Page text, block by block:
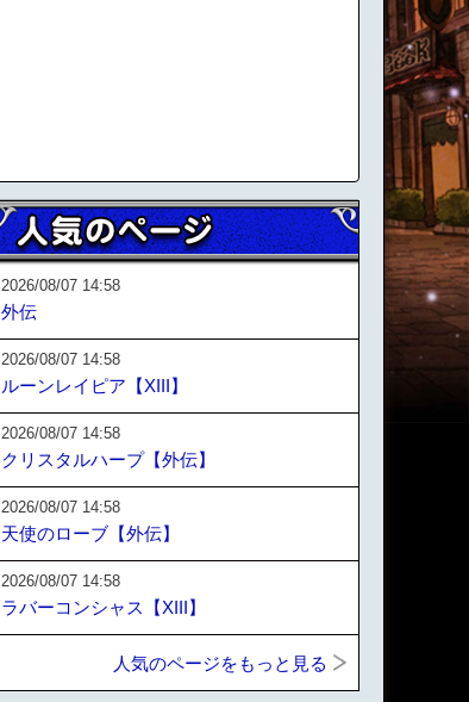
2026/08/07 14:58
外伝
2026/08/07 14:58
ルーンレイピア【XIII】
2026/08/07 14:58
クリスタルハープ【外伝】
2026/08/07 14:58
天使のローブ【外伝】
2026/08/07 14:58
ラバーコンシャス【XIII】
人気のページをもっと見る